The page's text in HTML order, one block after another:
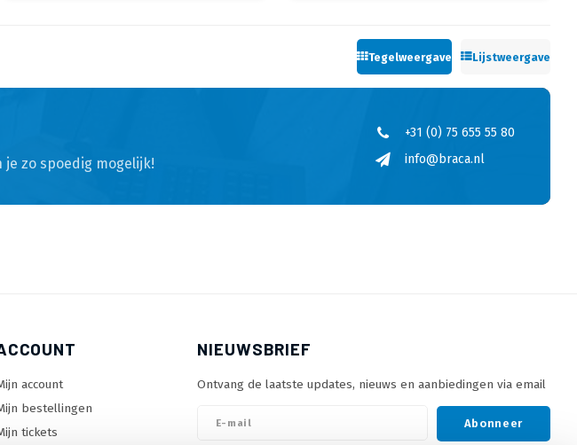
Tegelweergave Lijstweergave
zo spoedig mogelijk!
+31 (0) 75 655 55 80
info@braca.nl
account
bestellingen
tickets
NIEUWSBRIEF
Ontvang de laatste updates, nieuws en aanbiedingen via email
Abonneer